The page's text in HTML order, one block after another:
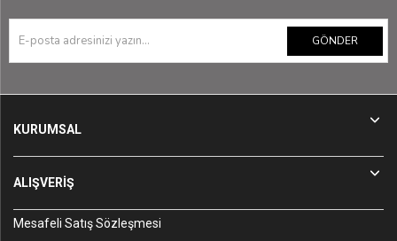
GÖNDER
KURUMSAL
ALIŞVERİŞ
Mesafeli Satış Sözleşmesi